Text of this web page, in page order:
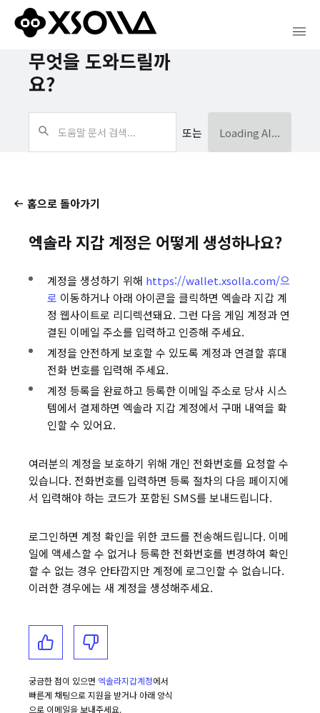
무엇을 도와드릴까
요?
또는 Loading AI...
홈으로 돌아가기
엑솔라 지갑 계정은 어떻게 생성하나요?
계정을 생성하기 위해 https://wallet.xsolla.com/으
로 이동하거나 아래 아이콘을 클릭하면 엑솔라 지갑 계
정 웹사이트로 리디렉션돼요. 그런 다음 게임 계정과 연
결된 이메일 주소를 입력하고 인증해 주세요.
계정을 안전하게 보호할 수 있도록 계정과 연결할 휴대
전화 번호를 입력해 주세요.
계정 등록을 완료하고 등록한 이메일 주소로 당사 시스
템에서 결제하면 엑솔라 지갑 계정에서 구매 내역을 확
인할 수 있어요.
여러분의 계정을 보호하기 위해 개인 전화번호를 요청할 수
있습니다. 전화번호를 입력하면 등록 절차의 다음 페이지에
서 입력해야 하는 코드가 포함된 SMS를 보내드립니다.
로그인하면 계정 확인을 위한 코드를 전송해드립니다. 이메
일에 액세스할 수 없거나 등록한 전화번호를 변경하여 확인
할 수 없는 경우 안타깝지만 계정에 로그인할 수 없습니다.
이러한 경우에는 새 계정을 생성해주세요.
궁금한 점이 있으면 엑솔라지갑계정에서
빠른게 채팅으로 지원을 받거나 아래 양식
으로 이메일을 보내주세요.